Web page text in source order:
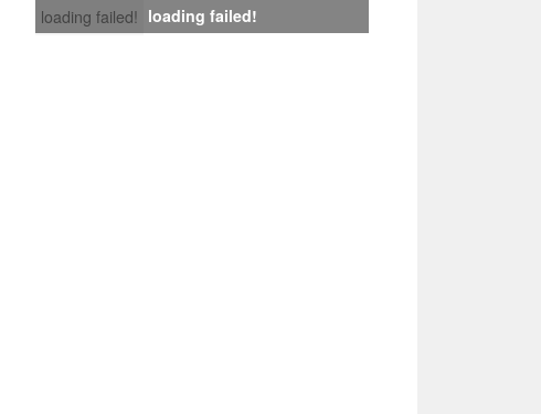
loading failed! loading failed!